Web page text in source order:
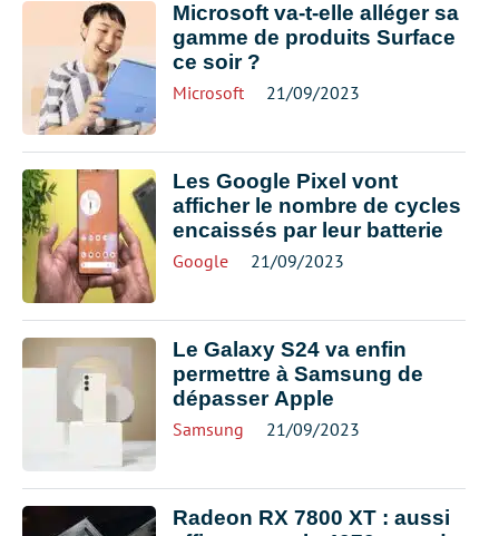
Microsoft va-t-elle alléger sa
gamme de produits Surface
ce soir ?
Microsoft 21/09/2023
Les Google Pixel vont
afficher le nombre de cycles
encaissés par leur batterie
Google 21/09/2023
Le Galaxy S24 va enfin
permettre à Samsung de
dépasser Apple
Samsung 21/09/2023
Radeon RX 7800 XT : aussi